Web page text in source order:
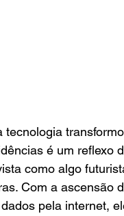
tecnologia
é um reflexo
como algo
Com a ascensão
pela internet,